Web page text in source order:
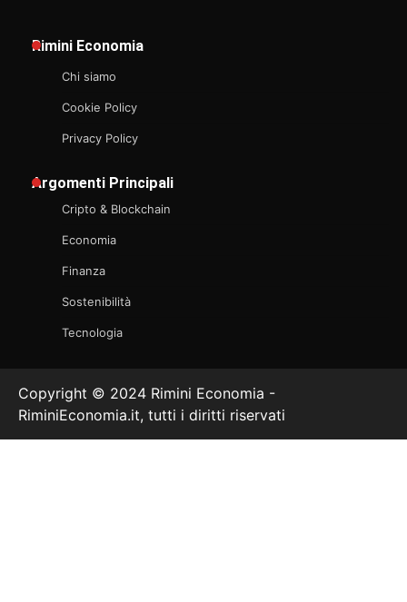
Rimini Economia
Chi siamo
Cookie Policy
Privacy Policy
Argomenti Principali
Cripto & Blockchain
Economia
Finanza
Sostenibilità
Tecnologia
Copyright © 2024 Rimini Economia -
RiminiEconomia.it, tutti i diritti riservati